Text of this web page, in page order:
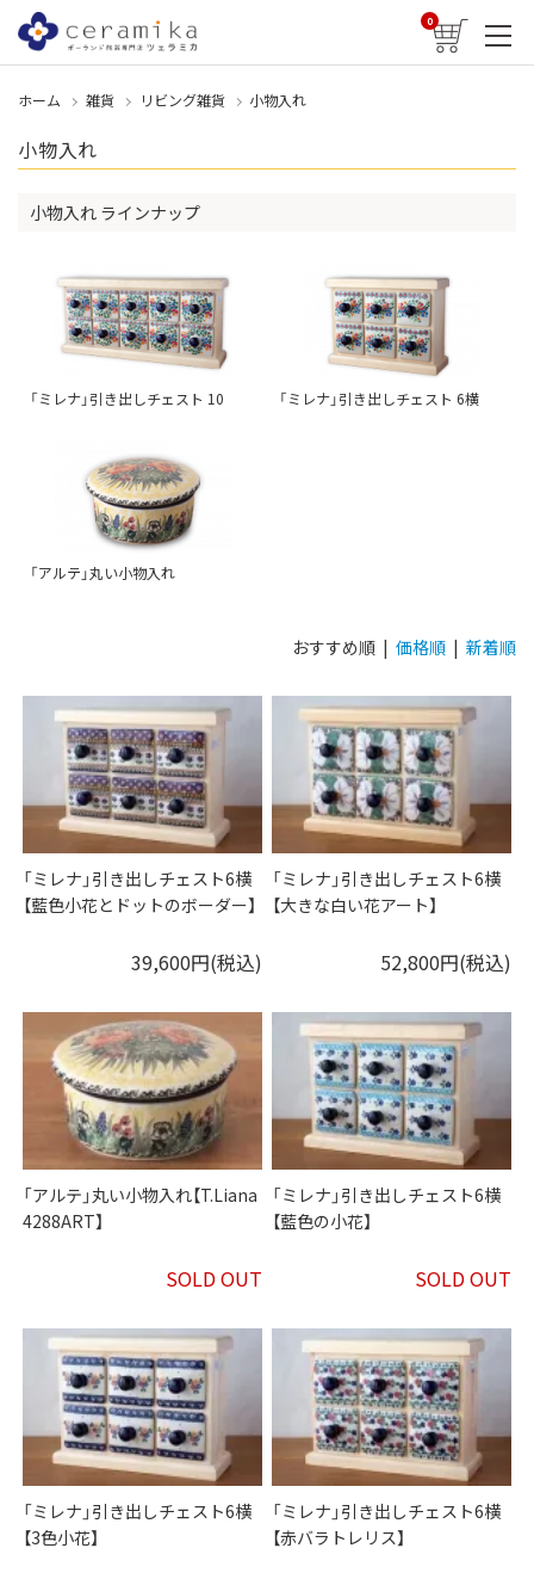
0
ホーム 雑貨 リビング雑貨 小物入れ
小物入れ
小物入れ ラインナップ
「ミレナ」引き出しチェスト 10 「ミレナ」引き出しチェスト 6横
「アルテ」丸い小物入れ
おすすめ順 | 価格順 | 新着順
「ミレナ」引き出しチェスト6横
【藍色小花とドットのボーダー】
39,600円(税込)
「ミレナ」引き出しチェスト6横
【大きな白い花アート】
52,800円(税込)
「アルテ」丸い小物入れ【T.Liana
4288ART】
SOLD OUT
「ミレナ」引き出しチェスト6横
【藍色の小花】
SOLD OUT
「ミレナ」引き出しチェスト6横
【3色小花】
「ミレナ」引き出しチェスト6横
【赤バラトレリス】